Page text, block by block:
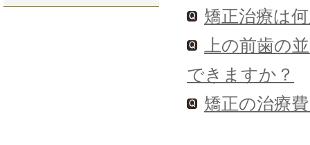
矯正治療は
上の前歯の
できますか？
矯正の治療